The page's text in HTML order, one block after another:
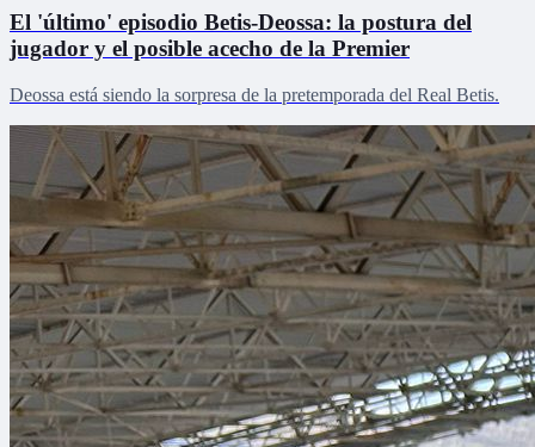
El 'último' episodio Betis-Deossa: la postura del
jugador y el posible acecho de la Premier
Deossa está siendo la sorpresa de la pretemporada del Real Betis.